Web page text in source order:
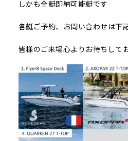
しかも全艇即納可能艇です
各艇ご予約、お問い合わせは下
皆様のご来場心よりお待ちして